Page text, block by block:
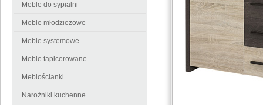
Meble do sypialni
Meble młodzieżowe
Meble systemowe
Meble tapicerowane
Meblościanki
Narożniki kuchenne